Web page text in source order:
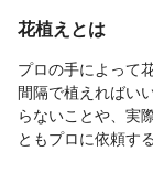
花植えとは
プロの手によって
間隔で植えればい
らないことや、実
ともプロに依頼す